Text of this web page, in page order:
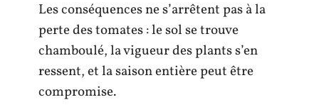
Les conséquences ne s’arrêtent pas à la
perte des tomates : le sol se trouve
chamboulé, la vigueur des plants s’en
ressent, et la saison entière peut être
compromise.